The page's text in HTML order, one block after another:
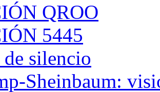
QROO
5445
de silencio
Sheinbaum: